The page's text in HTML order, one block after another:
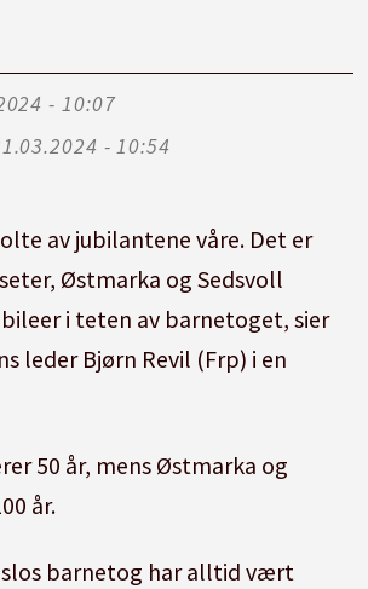
- 10:07
21.03.2024 - 10:54
av jubilantene våre. Det er
Østmarka og Sedsvoll
i teten av barnetoget, sier
leder Bjørn Revil (Frp) i en
50 år, mens Østmarka og
år.
barnetog har alltid vært